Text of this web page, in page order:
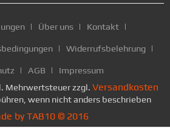
Über uns Kontakt
Widerrufsbelehrung
AGB
Impressum
Mehrwertsteuer zzgl. Versandkosten
wenn nicht anders beschrieben
by TAB10 © 2016